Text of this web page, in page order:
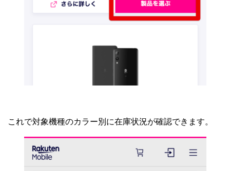
これで対象機種のカラー別に在庫状況が確認できます。